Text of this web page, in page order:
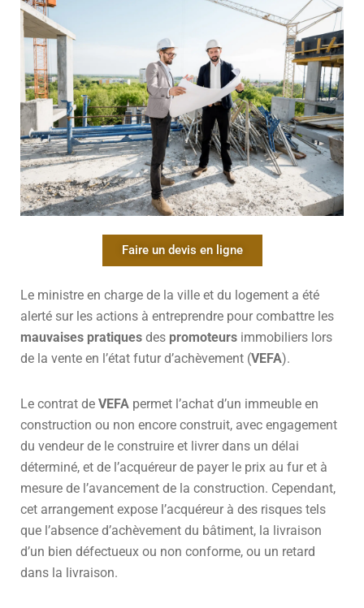
Faire un devis en ligne
Le ministre en charge de la ville et du logement a été
alerté sur les actions à entreprendre pour combattre les
mauvaises pratiques des promoteurs immobiliers lors
de la vente en l’état futur d’achèvement (VEFA).
Le contrat de VEFA permet l’achat d’un immeuble en
construction ou non encore construit, avec engagement
du vendeur de le construire et livrer dans un délai
déterminé, et de l’acquéreur de payer le prix au fur et à
mesure de l’avancement de la construction. Cependant,
cet arrangement expose l’acquéreur à des risques tels
que l’absence d’achèvement du bâtiment, la livraison
d’un bien défectueux ou non conforme, ou un retard
dans la livraison.